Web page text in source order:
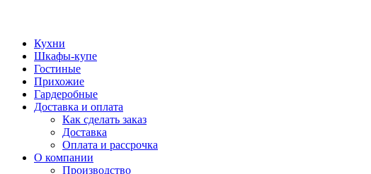
Кухни
Шкафы-купе
Гостиные
Прихожие
Гардеробные
Доставка и оплата
Как сделать заказ
Доставка
Оплата и рассрочка
О компании
Производство